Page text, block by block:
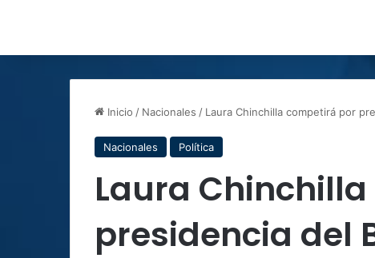
Inicio / Nacionales / Laura Chinchilla competirá por
Nacionales Política
Laura
presidencia del